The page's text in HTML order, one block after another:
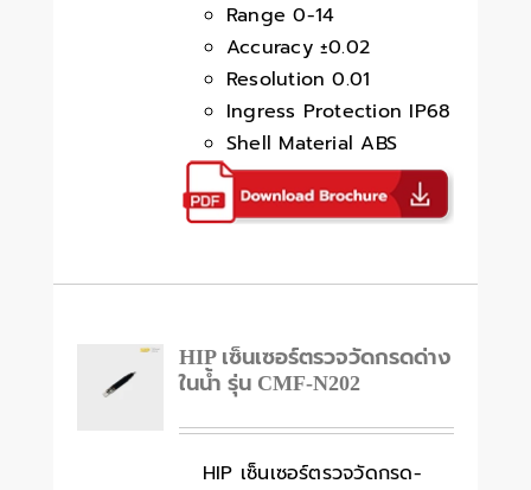
Range 0-14
Accuracy ±0.02
Resolution 0.01
Ingress Protection IP68
Shell Material ABS
HIP เซ็นเซอร์ตรวจวัดกรดด่าง
ในน้ำ รุ่น CMF-N202
HIP เซ็นเซอร์ตรวจวัดกรด-